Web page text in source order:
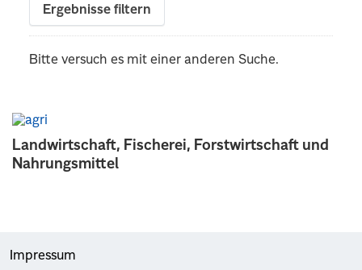
Landwirtschaft, Fischerei, Forstwirtschaft und
Nahrungsmittel
Ergebnisse filtern
Bitte versuch es mit einer anderen Suche.
Impressum